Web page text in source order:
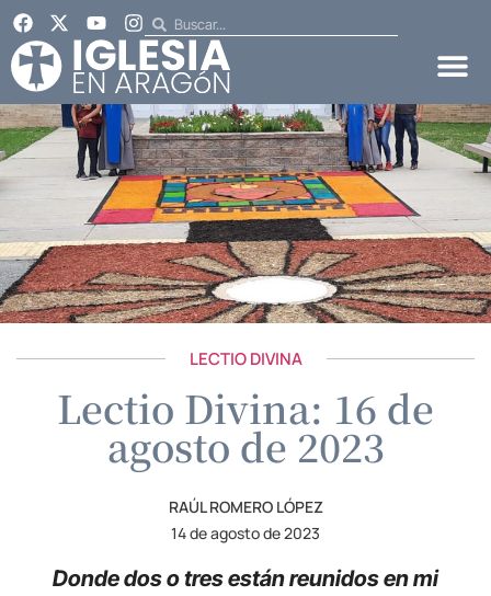
LECTIO DIVINA
Lectio Divina: 16 de
agosto de 2023
RAÚL ROMERO LÓPEZ
14 de agosto de 2023
Donde dos o tres están reunidos en mi